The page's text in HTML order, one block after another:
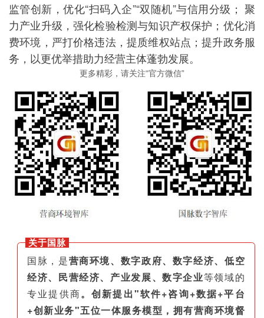
监管创新，优化“扫码入企”“双随机”与信用分级； 聚
力产业升级，强化检验检测与知识产权保护；优化消
费环境，严打价格违法，提质维权站点；提升政务服
务，以更优举措助力经营主体蓬勃发展。
更多精彩，请关注“官方微信”
关于国脉
国脉，是营商环境、数字政府、数字经济、低空
经济、民营经济、产业发展、数字企业等领域的
专业提供商。创新提出"软件+咨询+数据+平台
+创新业务"五位一体服务模型，拥有营商环境督